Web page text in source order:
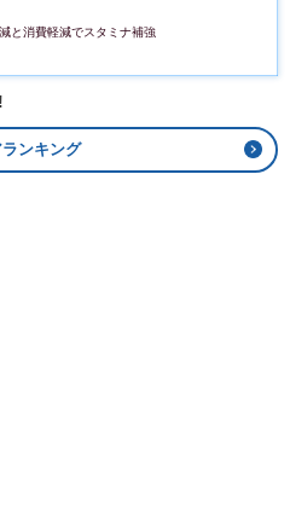
と消費軽減でスタミナ補強
ンキング